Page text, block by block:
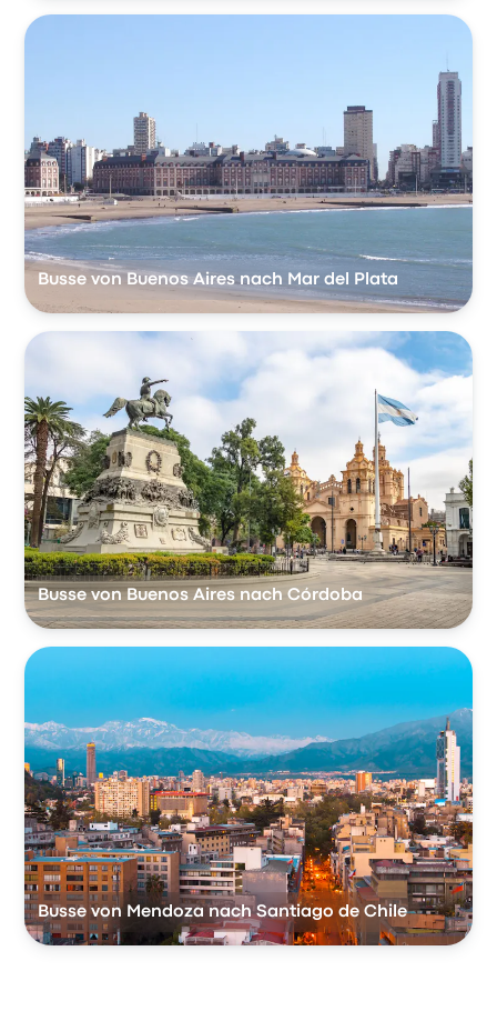
Busse von Buenos Aires nach Mar del Plata
Busse von Buenos Aires nach Córdoba
Busse von Mendoza nach Santiago de Chile